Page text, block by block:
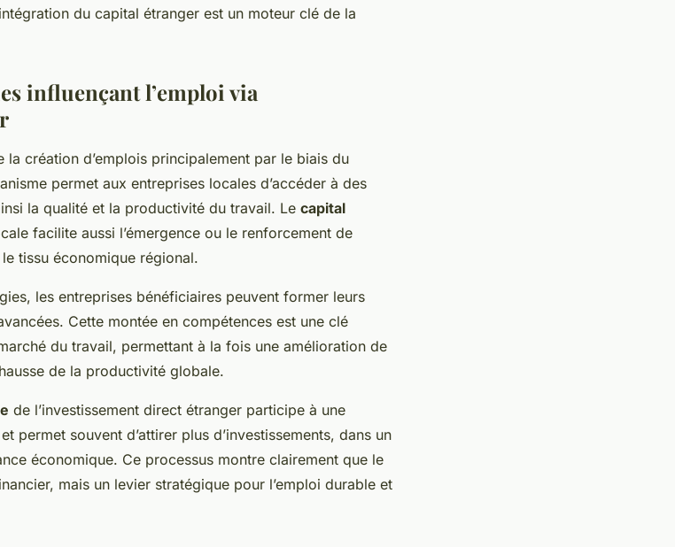
du capital étranger est un moteur clé de la
influençant l’emploi via
la création d’emplois principalement par le biais du
permet aux entreprises locales d’accéder à des
la qualité et la productivité du travail. Le capital
facilite aussi l’émergence ou le renforcement de
tissu économique régional.
les entreprises bénéficiaires peuvent former leurs
Cette montée en compétences est une clé
du travail, permettant à la fois une amélioration de
de la productivité globale.
de l’investissement direct étranger participe à une
permet souvent d’attirer plus d’investissements, dans un
économique. Ce processus montre clairement que le
mais un levier stratégique pour l’emploi durable et